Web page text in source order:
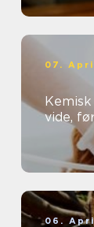
07.
Kemisk
vide,
06.